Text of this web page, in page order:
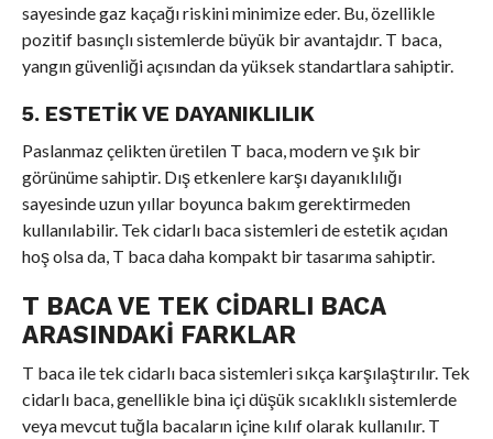
sayesinde gaz kaçağı riskini minimize eder. Bu, özellikle
pozitif basınçlı sistemlerde büyük bir avantajdır. T baca,
yangın güvenliği açısından da yüksek standartlara sahiptir.
5. ESTETIK VE DAYANIKLILIK
Paslanmaz çelikten üretilen T baca, modern ve şık bir
görünüme sahiptir. Dış etkenlere karşı dayanıklılığı
sayesinde uzun yıllar boyunca bakım gerektirmeden
kullanılabilir. Tek cidarlı baca sistemleri de estetik açıdan
hoş olsa da, T baca daha kompakt bir tasarıma sahiptir.
T BACA VE TEK CIDARLI BACA
ARASINDAKI FARKLAR
T baca ile tek cidarlı baca sistemleri sıkça karşılaştırılır. Tek
cidarlı baca, genellikle bina içi düşük sıcaklıklı sistemlerde
veya mevcut tuğla bacaların içine kılıf olarak kullanılır. T